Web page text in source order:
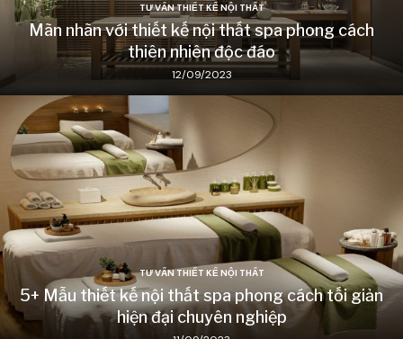
TƯ VẤN THIẾT KẾ NỘI THẤT
Mãn nhãn với thiết kế nội thất spa phong cách
thiên nhiên độc đáo
12/09/2023
TƯ VẤN THIẾT KẾ NỘI THẤT
5+ Mẫu thiết kế nội thất spa phong cách tối giản
hiện đại chuyên nghiệp